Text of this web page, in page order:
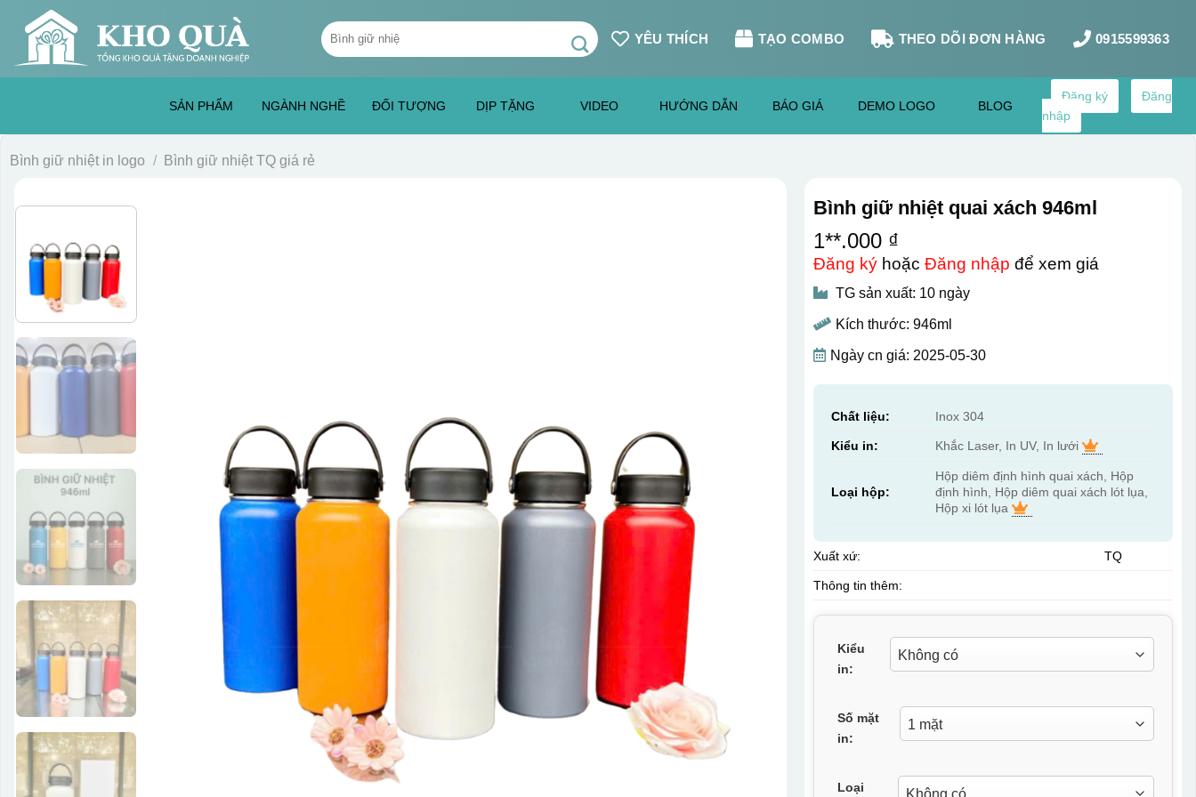
content
Tìm
kiếm:
YÊU THÍCH TẠO COMBO THEO DÕI ĐƠN HÀNG 0915599363
SẢN PHẨM NGÀNH NGHỀ ĐỐI TƯỢNG DỊP TẶNG VIDEO HƯỚNG DẪN BÁO GIÁ DEMO LOGO BLOG
Đăng ký
Đăng
nhập
Bình giữ nhiệt in logo / Bình giữ nhiệt TQ giá rẻ
Bình giữ nhiệt quai xách 946ml
1**.000 ₫
Đăng kýhoặc Đăng nhập để xem giá
TG sản xuất: 10 ngày
Kích thước: 946ml
Ngày cn giá: 2025-05-30
Chất liệu: Inox 304
Kiểu in: Khắc Laser, In UV, In lưới
Loại hộp:
Hộp diêm định hình quai xách, Hộp
định hình, Hộp diêm quai xách lót lụa,
Hộp xi lót lụa
Xuất xứ: TQ
Thông tin thêm:
Kiểu
in:
Số mặt
in:
Loại